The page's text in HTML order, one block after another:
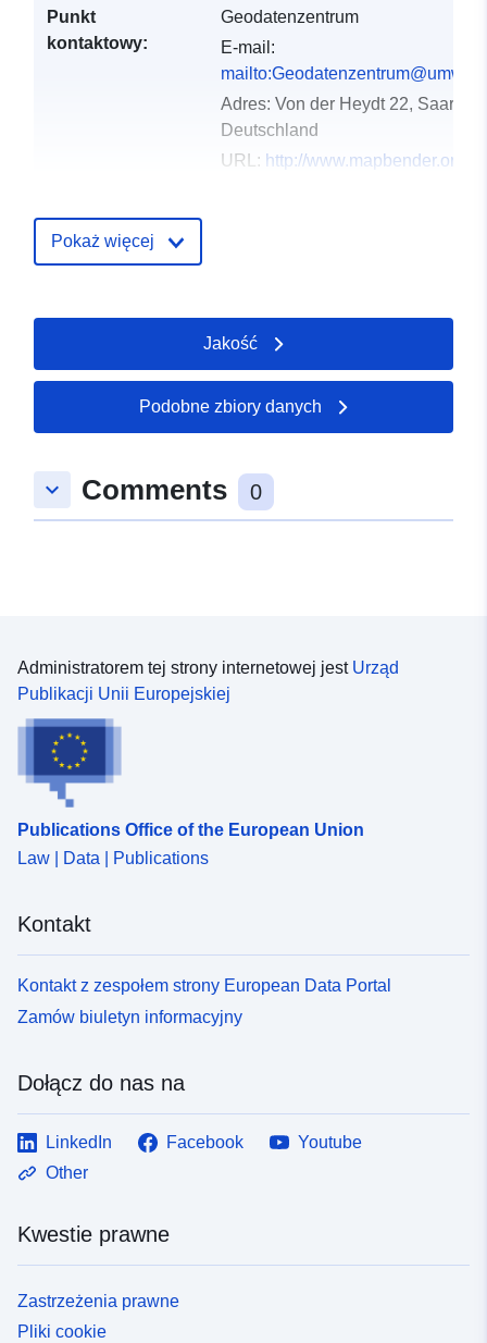
Punkt
kontaktowy:
Geodatenzentrum
E-mail:
Adres: Von der Heydt 22,
Deutschland
URL: http://www.mapbender.org
Zapis katalogu:
Współrzędne:
49.6450801 ], [ 7.4099783,
49.6450801 ], [ 7.4099783,
49.1591168 ], [ 6.4949929,
Typ: Polygon
Pokaż więcej
Jakość
Podobne zbiory danych
keyboard_arrow_down Comments 0
Administratorem tej strony internetowej jest Urząd
Publikacji Unii Europejskiej
Publications Office of the European Union
Law | Data | Publications
Kontakt
Kontakt z zespołem strony European Data Portal
Zamów biuletyn informacyjny
Dołącz do nas na
LinkedIn Facebook
Youtube
Other
Kwestie prawne
Zastrzeżenia prawne
Pliki cookie